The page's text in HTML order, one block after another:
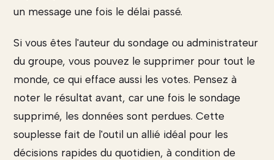
un message une fois le délai passé.
Si vous êtes l'auteur du sondage ou administrateur
du groupe, vous pouvez le supprimer pour tout le
monde, ce qui efface aussi les votes. Pensez à
noter le résultat avant, car une fois le sondage
supprimé, les données sont perdues. Cette
souplesse fait de l'outil un allié idéal pour les
décisions rapides du quotidien, à condition de